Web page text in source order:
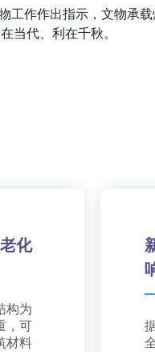
工作作出指示，文物承
当代、利在千秋。
化
构为
，可
材料